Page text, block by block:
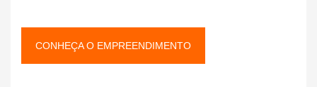
CONHEÇA O EMPREENDIMENTO